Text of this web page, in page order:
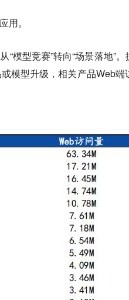
用。
模型竞赛”转向“场景落地”。
模型升级，相关产品Web端